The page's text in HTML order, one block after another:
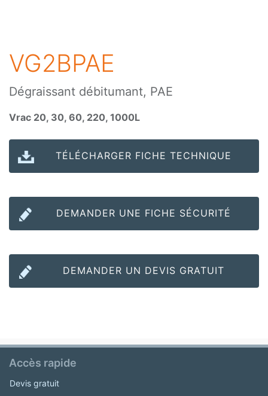
VG2BPAE
Dégraissant débitumant, PAE
Vrac 20, 30, 60, 220, 1000L
TÉLÉCHARGER FICHE TECHNIQUE
DEMANDER UNE FICHE SÉCURITÉ
DEMANDER UN DEVIS GRATUIT
Accès rapide
Devis gratuit